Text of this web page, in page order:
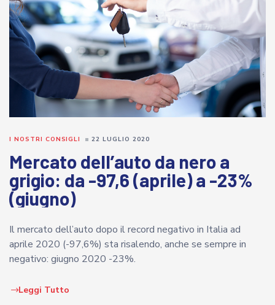
Mercato dell’auto da nero a
grigio: da -97,6 (aprile) a -23%
(giugno)
I NOSTRI CONSIGLI 22 LUGLIO 2020
Il mercato dell’auto dopo il record negativo in Italia ad
aprile 2020 (-97,6%) sta risalendo, anche se sempre in
negativo: giugno 2020 -23%.
Leggi Tutto